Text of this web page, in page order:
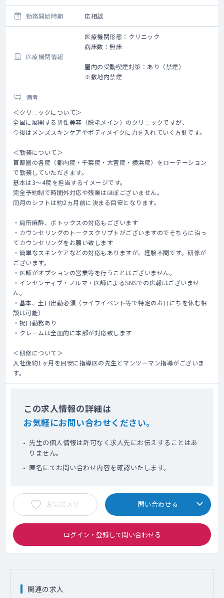
勤務開始時期 応相談
医療機関情報
医療機関形態：クリニック
病床数：無床
屋内の受動喫煙対策：あり（禁煙）
※敷地内禁煙
備考
＜クリニックについて＞
全国に展開する男性美容（脱毛メイン）のクリニックですが、
今後はメンズスキンケアやボディメイクに力を入れていく方針です。
＜勤務について＞
首都圏の各院（都内院・千葉院・大宮院・横浜院）をローテーション
で勤務していただきます。
基本は3～4院を担当するイメージです。
完全予約制で時間外対応や残業はほぼございません。
同月のシフトは約2ヵ月前に決まる目安となります。
・局所麻酔、ボトックスの対応もございます
・カウンセリングのトークスクリプトがございますのでそちらに沿っ
てカウンセリングをお願い致します
・簡単なスキンケアなどの対応もありますが、経験不問です。研修が
ございます。
・医師がオプションの営業等を行うことはございません。
・インセンティブ・ノルマ・医師によるSNSでの広報はございませ
ん。
・基本、土日出勤必須（ライフイベント等で特定のお日にちを休む相
談は可能）
・祝日勤務あり
・クレームは全面的に本部が対応致します
＜研修について＞
入社後約1ヶ月を目安に指導医の先生とマンツーマン指導がございま
す。
この求人情報の詳細は
お気軽にお問い合わせください。
先生の個人情報は許可なく求人先にお伝えすることはあ
りません。
匿名にてお問い合わせ内容を確認いたします。
お気に入り 問い合わせる
ログイン・登録して問い合わせる
関連の求人